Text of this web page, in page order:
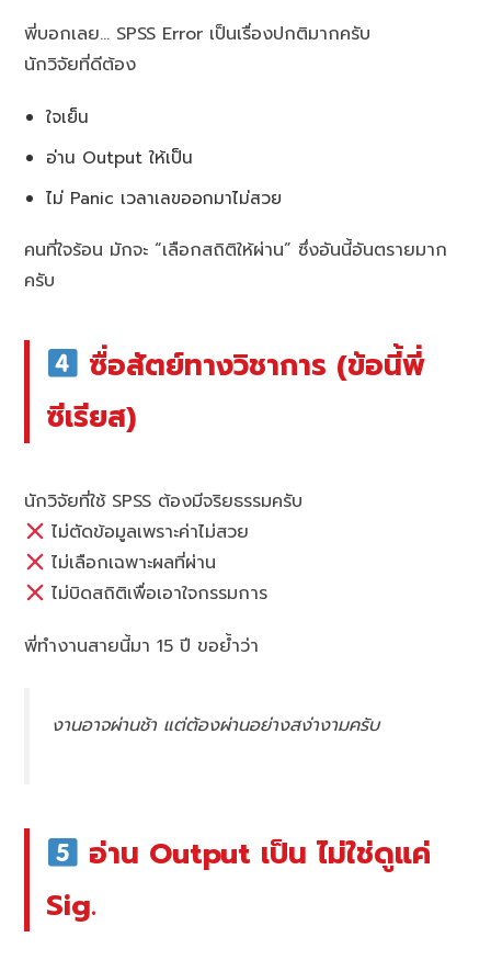
พี่บอกเลย… SPSS Error เป็นเรื่องปกติมากครับ
นักวิจัยที่ดีต้อง
ใจเย็น
อ่าน Output ให้เป็น
ไม่ Panic เวลาเลขออกมาไม่สวย
คนที่ใจร้อน มักจะ “เลือกสถิติให้ผ่าน” ซึ่งอันนี้อันตรายมาก
ครับ
ซื่อสัตย์ทางวิชาการ (ข้อนี้พี่
ซีเรียส)
นักวิจัยที่ใช้ SPSS ต้องมีจริยธรรมครับ
ไม่ตัดข้อมูลเพราะค่าไม่สวย
ไม่เลือกเฉพาะผลที่ผ่าน
ไม่บิดสถิติเพื่อเอาใจกรรมการ
พี่ทำงานสายนี้มา 15 ปี ขอย้ำว่า
งานอาจผ่านช้า แต่ต้องผ่านอย่างสง่างามครับ
อ่าน Output เป็น ไม่ใช่ดูแค่
Sig.